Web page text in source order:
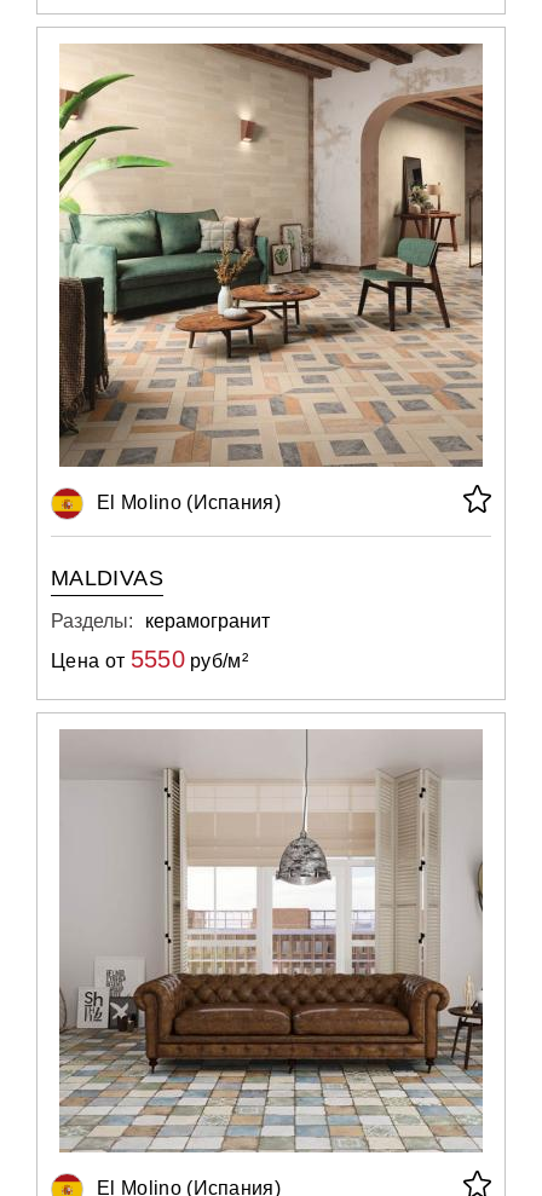
El Molino (Испания)
MALDIVAS
Разделы:
керамогранит
Цена от 5550руб/м²
El Molino (Испания)